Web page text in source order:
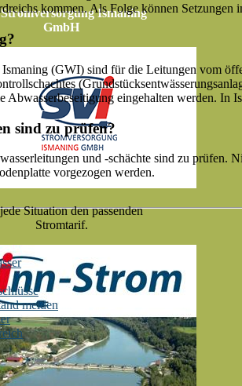
Ismaning
GmbH
Situation den passenden
Stromtarif.
kommen. Als Folge können Setzungen
(GWI) sind für die Leitungen vom
Abwasserbeseitigung eingehalten werden. In
sind zu prüfen?
und -schächte sind zu prüfen.
vorgezogen werden.
melden